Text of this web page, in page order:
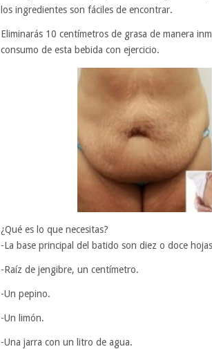
los ingredientes son fáciles de encontrar.
Eliminarás 10 centímetros de grasa de manera
consumo de esta bebida con ejercicio.
¿Qué es lo que necesitas?
-La base principal del batido son diez o doce
-Raíz de jengibre, un centímetro.
-Un pepino.
-Un limón.
-Una jarra con un litro de agua.